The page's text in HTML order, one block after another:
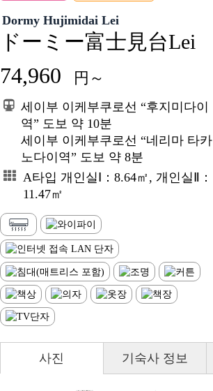
Dormy Hujimidai Lei
ドーミー富士見台Lei
74,960 円～
세이부 이케부쿠로선 “후지미다이
역” 도보 약 10분
세이부 이케부쿠로선 “네리마 타카
노다이역” 도보 약 8분
A타입 개인실Ⅰ：8.64㎡, 개인실Ⅱ：
11.47㎡
사진 기숙사 정보